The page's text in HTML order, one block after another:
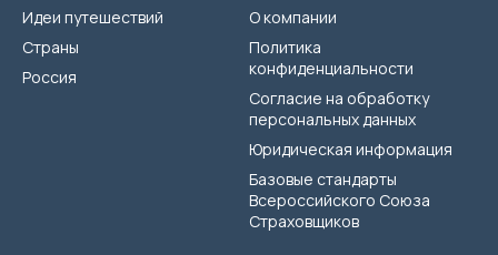
Идеи путешествий
Страны
Россия
О компании
Политика
конфиденциальности
Согласие на обработку
персональных данных
Юридическая информация
Базовые стандарты
Всероссийского Союза
Страховщиков